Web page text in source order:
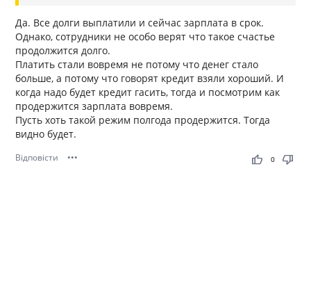
Да. Все долги выплатили и сейчас зарплата в срок.
Однако, сотрудники не особо верят что такое счастье
продолжится долго.
Платить стали вовремя не потому что денег стало
больше, а потому что говорят кредит взяли хороший. И
когда надо будет кредит гасить, тогда и посмотрим как
продержится зарплата вовремя.
Пусть хоть такой режим полгода продержится. Тогда
видно будет.
Відповісти ••• thumb_up thumb_down
0